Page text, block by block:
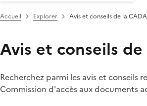
Accueil Explorer Avis et conseils de la CADA
Avis et conseils
Recherchez parmi les avis et conseils
Commission d'accès aux documents